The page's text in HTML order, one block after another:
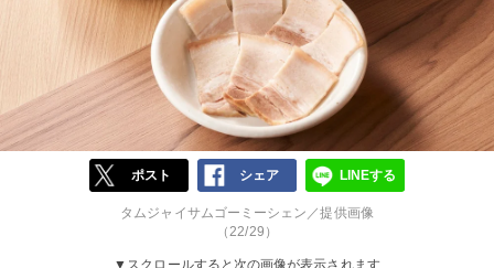
ポスト シェア LINEする
タムジャイサムゴーミーシェン／提供画像
（22/29）
▼スクロールすると次の画像が表示されます